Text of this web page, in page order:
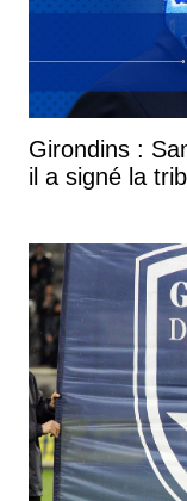
Girondins :
il a signé la